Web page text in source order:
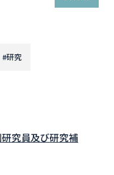
#研究
究員及び研究補